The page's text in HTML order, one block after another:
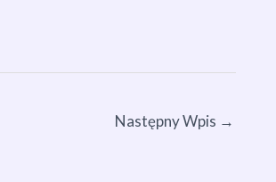
Następny Wpis →